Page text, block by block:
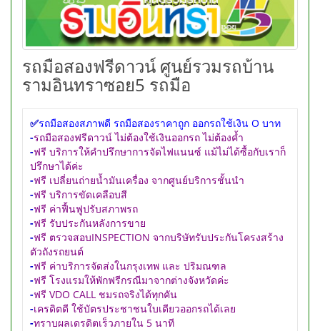
รถมือสองฟรีดาวน์ ศูนย์รวมรถบ้าน
รามอินทราซอย5 รถมือ
✅รถมือสองสภาพดี รถมือสองราคาถูก ออกรถใช้เงิน O บาท
-รถมือสองฟรีดาวน์ ไม่ต้องใช้เงินออกรถ ไม่ต้องค้ำ
-ฟรี บริการให้คำปรึกษาการจัดไฟแนนซ์ แม้ไม่ได้ซื้อกับเราก็
ปรึกษาได้ค่ะ
-ฟรี เปลี่ยนถ่ายน้ำมันเครื่อง จากศูนย์บริการชั้นนำ
-ฟรี บริการขัดเคลือบสี
-ฟรี ค่าฟื้นฟูปรับสภาพรถ
-ฟรี รับประกันหลังการขาย
-ฟรี ตรวจสอบINSPECTION จากบริษัทรับประกันโครงสร้าง
ตัวถังรถยนต์
-ฟรี ค่าบริการจัดส่งในกรุงเทพ และ ปริมณฑล
-ฟรี โรงแรมให้พักฟรีกรณีมาจากต่างจังหวัดค่ะ
-ฟรี VDO CALL ชมรถจริงได้ทุกคัน
-เครดิตดี ใช้บัตรประชาชนใบเดียวออกรถได้เลย
-ทราบผลเดรดิตเร็วภายใน 5 นาที